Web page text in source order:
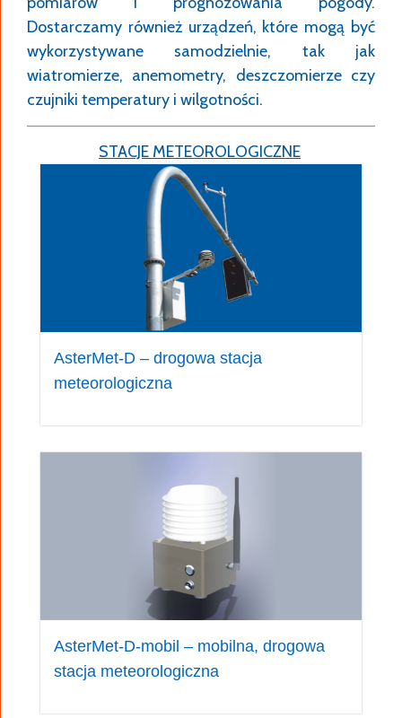
Dostarczamy również urządzeń, które mogą być
wykorzystywane samodzielnie, tak jak
wiatromierze, anemometry, deszczomierze czy
czujniki temperatury i wilgotności.
STACJE METEOROLOGICZNE
AsterMet-D – drogowa stacja
meteorologiczna
AsterMet-D-mobil – mobilna, drogowa
stacja meteorologiczna